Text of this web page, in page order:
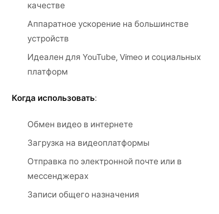
качестве
Аппаратное ускорение на большинстве
устройств
Идеален для YouTube, Vimeo и социальных
платформ
Когда использовать:
Обмен видео в интернете
Загрузка на видеоплатформы
Отправка по электронной почте или в
мессенджерах
Записи общего назначения